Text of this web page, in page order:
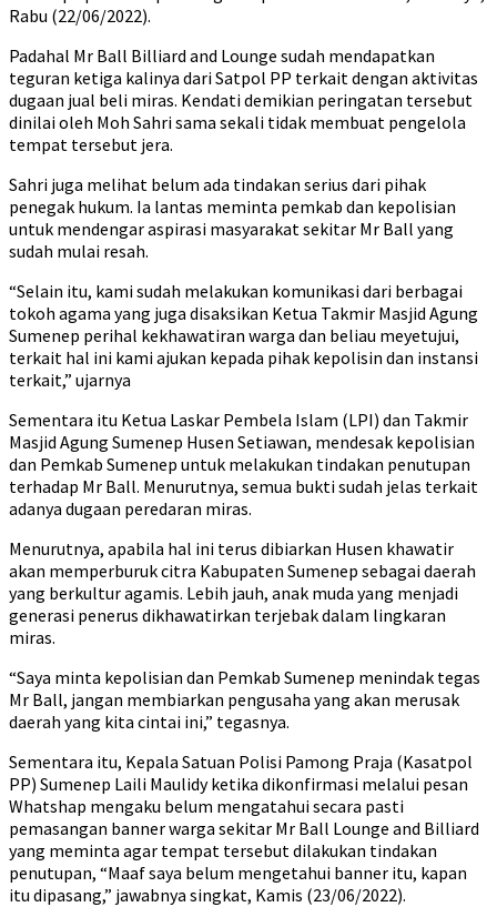
Rabu (22/06/2022).
Padahal Mr Ball Billiard and Lounge sudah mendapatkan
teguran ketiga kalinya dari Satpol PP terkait dengan aktivitas
dugaan jual beli miras. Kendati demikian peringatan tersebut
dinilai oleh Moh Sahri sama sekali tidak membuat pengelola
tempat tersebut jera.
Sahri juga melihat belum ada tindakan serius dari pihak
penegak hukum. Ia lantas meminta pemkab dan kepolisian
untuk mendengar aspirasi masyarakat sekitar Mr Ball yang
sudah mulai resah.
“Selain itu, kami sudah melakukan komunikasi dari berbagai
tokoh agama yang juga disaksikan Ketua Takmir Masjid Agung
Sumenep perihal kekhawatiran warga dan beliau meyetujui,
terkait hal ini kami ajukan kepada pihak kepolisin dan instansi
terkait,” ujarnya
Sementara itu Ketua Laskar Pembela Islam (LPI) dan Takmir
Masjid Agung Sumenep Husen Setiawan, mendesak kepolisian
dan Pemkab Sumenep untuk melakukan tindakan penutupan
terhadap Mr Ball. Menurutnya, semua bukti sudah jelas terkait
adanya dugaan peredaran miras.
Menurutnya, apabila hal ini terus dibiarkan Husen khawatir
akan memperburuk citra Kabupaten Sumenep sebagai daerah
yang berkultur agamis. Lebih jauh, anak muda yang menjadi
generasi penerus dikhawatirkan terjebak dalam lingkaran
miras.
“Saya minta kepolisian dan Pemkab Sumenep menindak tegas
Mr Ball, jangan membiarkan pengusaha yang akan merusak
daerah yang kita cintai ini,” tegasnya.
Sementara itu, Kepala Satuan Polisi Pamong Praja (Kasatpol
PP) Sumenep Laili Maulidy ketika dikonfirmasi melalui pesan
Whatshap mengaku belum mengatahui secara pasti
pemasangan banner warga sekitar Mr Ball Lounge and Billiard
yang meminta agar tempat tersebut dilakukan tindakan
penutupan, “Maaf saya belum mengetahui banner itu, kapan
itu dipasang,” jawabnya singkat, Kamis (23/06/2022).